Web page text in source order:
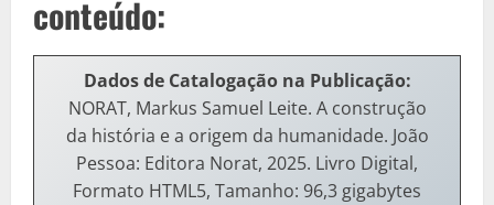
conteúdo:
Dados de Catalogação na Publicação:
NORAT, Markus Samuel Leite. A construção
da história e a origem da humanidade. João
Pessoa: Editora Norat, 2025. Livro Digital,
Formato HTML5, Tamanho: 96,3 gigabytes